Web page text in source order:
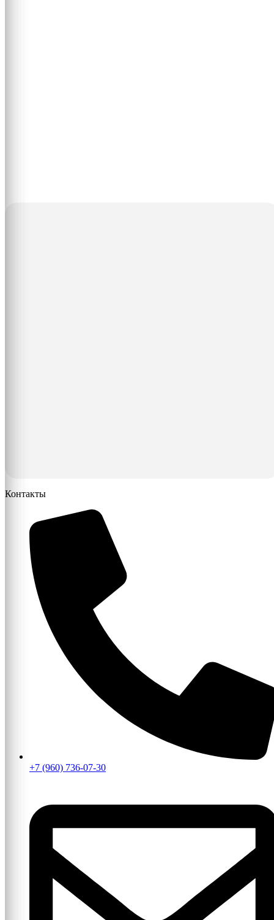
Контакты
+7 (960) 736-07-30